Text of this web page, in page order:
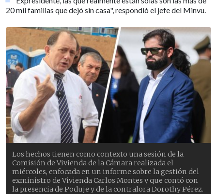
20 mil familias que dejó sin casa", respondió el jefe del Minvu.
Los hechos tienen como contexto una sesión de la
Comisión de Vivienda de la Cámara realizada el
miércoles, enfocada en un informe sobre la gestión del
exministro de Vivienda Carlos Montes y que contó con
la presencia de Poduje y de la contralora Dorothy Pérez.